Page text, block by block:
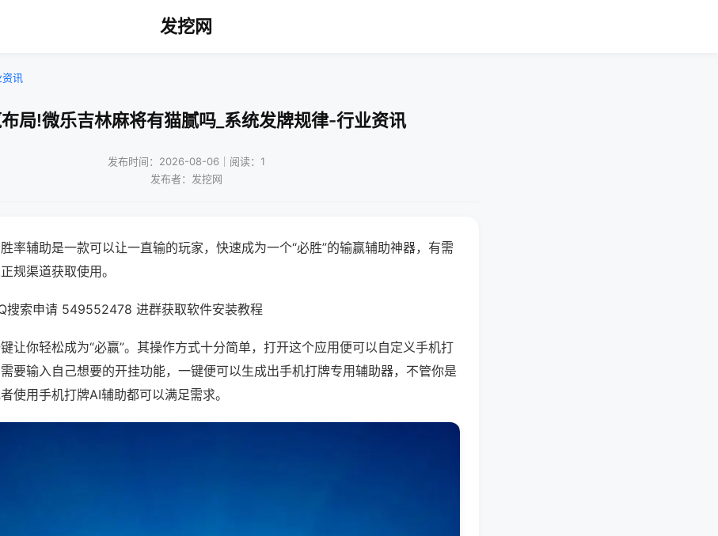
发挖网
讯
局!微乐吉林麻将有猫腻吗_系统发牌规律-行业资讯
发布时间：2026-08-06｜阅读：1
发布者：发挖网
率辅助是一款可以让一直输的玩家，快速成为一个“必胜”的输赢辅助神器，有需
规渠道获取使用。
搜索申请 549552478 进群获取软件安装教程
让你轻松成为“必赢”。其操作方式十分简单，打开这个应用便可以自定义手机打
要输入自己想要的开挂功能，一键便可以生成出手机打牌专用辅助器，不管你是
使用手机打牌AI辅助都可以满足需求。